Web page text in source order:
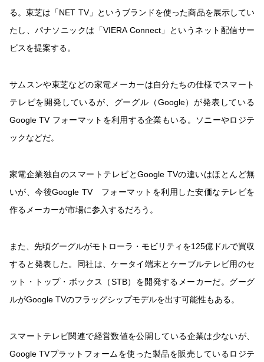
る。東芝は「NET TV」というブランドを使った商品を展示してい
たし、パナソニックは「VIERA Connect」というネット配信サー
ビスを提案する。
サムスンや東芝などの家電メーカーは自分たちの仕様でスマート
テレビを開発しているが、グーグル（Google）が発表している
Google TV フォーマットを利用する企業もいる。ソニーやロジテ
ックなどだ。
家電企業独自のスマートテレビとGoogle TVの違いはほとんど無
いが、今後Google TV フォーマットを利用した安価なテレビを
作るメーカーが市場に参入するだろう。
また、先頃グーグルがモトローラ・モビリティを125億ドルで買収
すると発表した。同社は、ケータイ端末とケーブルテレビ用のセ
ット・トップ・ボックス（STB）を開発するメーカーだ。グーグ
ルがGoogle TVのフラッグシップモデルを出す可能性もある。
スマートテレビ関連で経営数値を公開している企業は少ないが、
Google TVプラットフォームを使った製品を販売しているロジテ